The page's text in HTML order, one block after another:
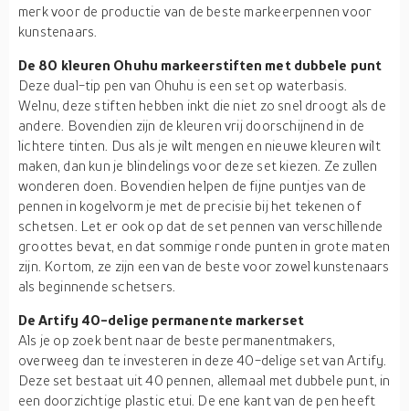
merk voor de productie van de beste markeerpennen voor
kunstenaars.
De 80 kleuren Ohuhu markeerstiften met dubbele punt
Deze dual-tip pen van Ohuhu is een set op waterbasis.
Welnu, deze stiften hebben inkt die niet zo snel droogt als de
andere. Bovendien zijn de kleuren vrij doorschijnend in de
lichtere tinten. Dus als je wilt mengen en nieuwe kleuren wilt
maken, dan kun je blindelings voor deze set kiezen. Ze zullen
wonderen doen. Bovendien helpen de fijne puntjes van de
pennen in kogelvorm je met de precisie bij het tekenen of
schetsen. Let er ook op dat de set pennen van verschillende
groottes bevat, en dat sommige ronde punten in grote maten
zijn. Kortom, ze zijn een van de beste voor zowel kunstenaars
als beginnende schetsers.
De Artify 40-delige permanente markerset
Als je op zoek bent naar de beste permanentmakers,
overweeg dan te investeren in deze 40-delige set van Artify.
Deze set bestaat uit 40 pennen, allemaal met dubbele punt, in
een doorzichtige plastic etui. De ene kant van de pen heeft